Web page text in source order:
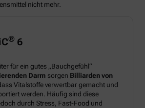
nicht mehr.
® 6
für ein gutes „Bauchgefühl“
Darm sorgen Billiarden von
Vitalstoffe verwertbar gemacht und
werden. Häufig sind diese
durch Stress, Fast-Food und